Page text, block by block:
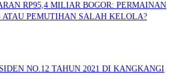
RP95,4 MILIAR BOGOR: PERMAINAN
ATAU PEMUTIHAN SALAH KELOLA?
NO.12 TAHUN 2021 DI KANGKANGI